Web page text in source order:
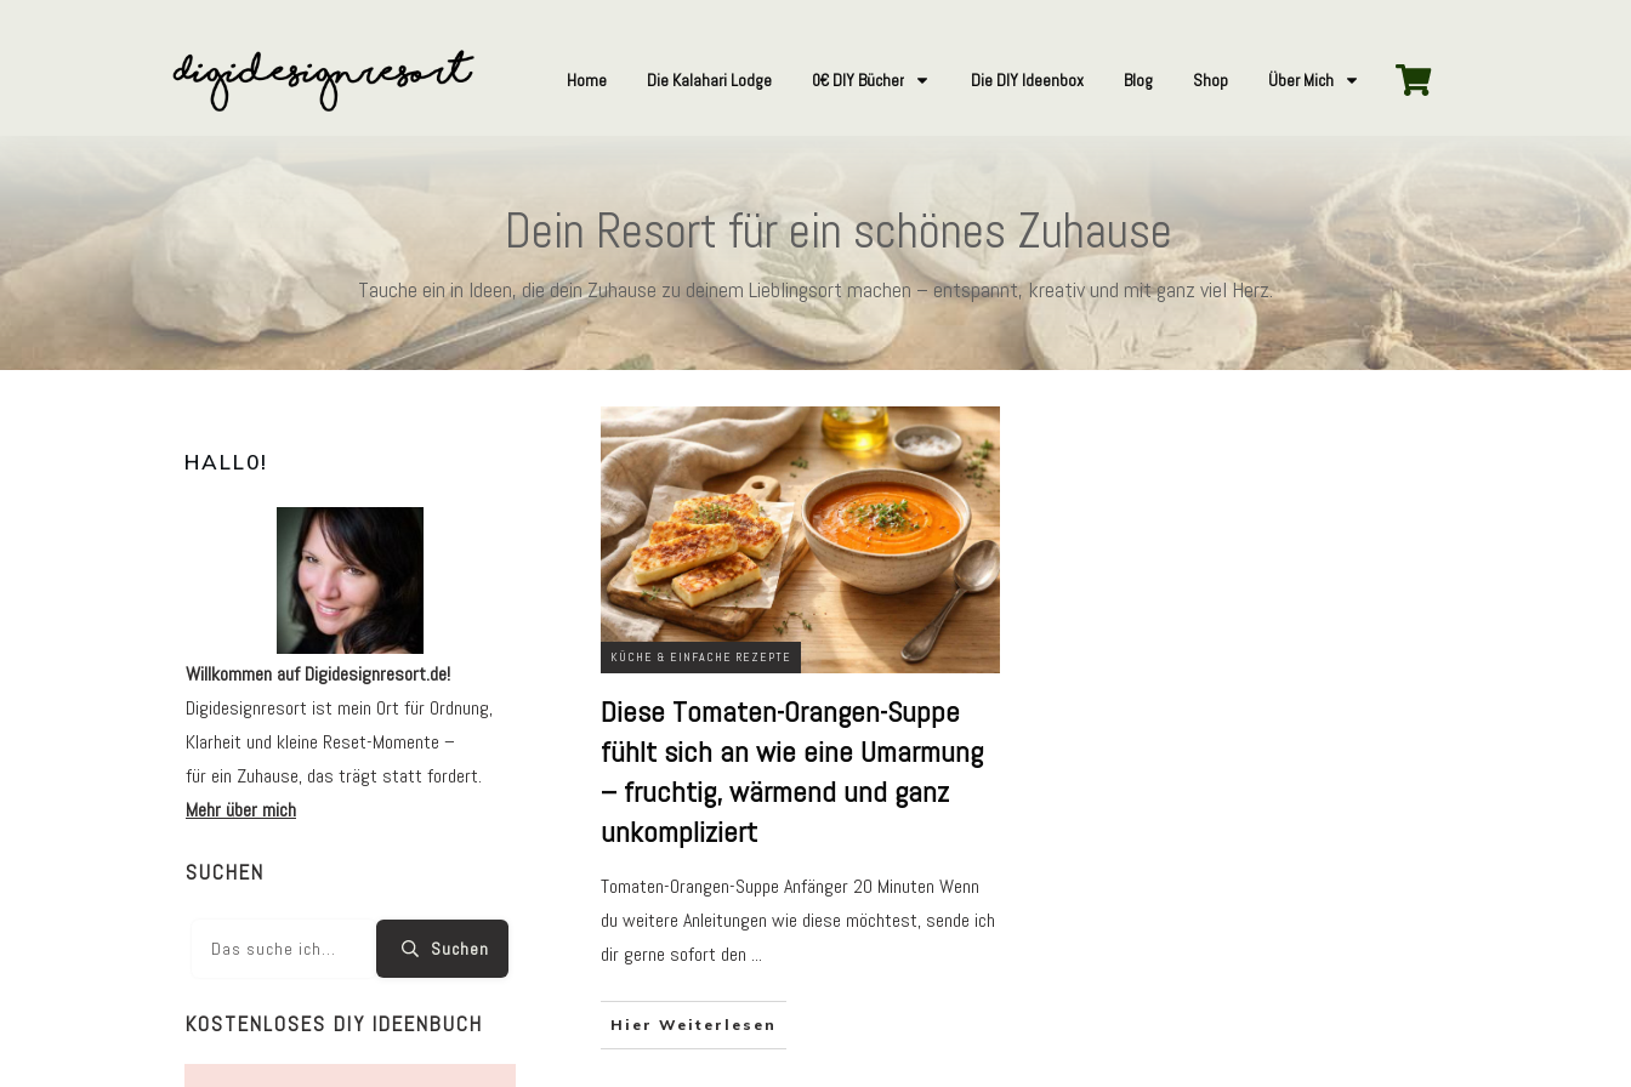
Home Die Kalahari Lodge 0€ DIY Bücher Die DIY Ideenbox Blog Shop Über Mich
Dein Resort für ein schönes Zuhause
Tauche ein in Ideen, die dein Zuhause zu deinem Lieblingsort machen – entspannt, kreativ und mit ganz viel Herz.
KÜCHE & EINFACHE REZEPTE
Diese Tomaten-Orangen-Suppe
fühlt sich an wie eine Umarmung
– fruchtig, wärmend und ganz
unkompliziert
Tomaten-Orangen-Suppe Anfänger 20 Minuten Wenn
du weitere Anleitungen wie diese möchtest, sende ich
dir gerne sofort den ...
Hier Weiterlesen
HALL0!
Willkommen auf Digidesignresort.de!
Digidesignresort ist mein Ort für Ordnung,
Klarheit und kleine Reset-Momente –
für ein Zuhause, das trägt statt fordert.
Mehr über mich
SUCHEN
Suchen
KOSTENLOSES DIY IDEENBUCH